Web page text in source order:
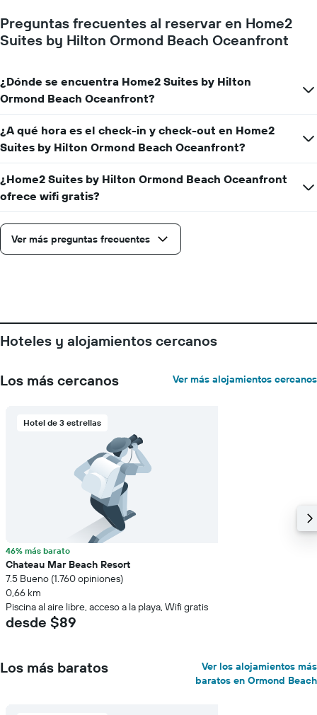
la
cantidad
que
faltan
para
estadía
El
gráfico
muestra
1
eje
Y
que
indica
el
habitación
Preguntas frecuentes al reservar en Home2
Suites by Hilton Ormond Beach Oceanfront
¿Dónde se encuentra Home2 Suites by Hilton
Ormond Beach Oceanfront?
¿A qué hora es el check-in y check-out en Home2
Suites by Hilton Ormond Beach Oceanfront?
¿Home2 Suites by Hilton Ormond Beach Oceanfront
ofrece wifi gratis?
Ver más preguntas frecuentes
Hoteles y alojamientos cercanos
Los más cercanos Ver más alojamientos cercanos
Hotel de 3 estrellas
46% más barato
Chateau Mar Beach Resort
7.5 Bueno (1.760 opiniones)
0,66 km
Piscina al aire libre, acceso a la playa, Wifi gratis
desde $89
Los más baratos
Ver los alojamientos más
baratos en Ormond Beach